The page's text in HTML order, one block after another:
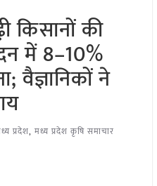
किसानों की
में 8–10%
वैज्ञानिकों ने
प्रदेश, मध्य प्रदेश कृषि समाचार